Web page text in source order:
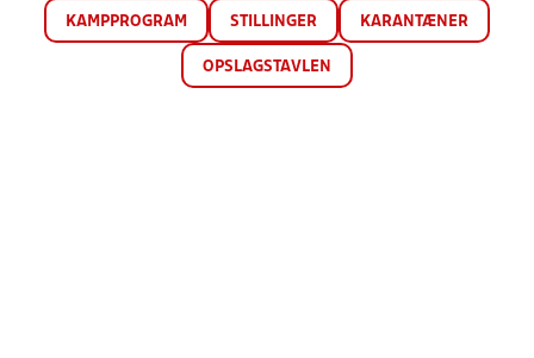
KAMPPROGRAM STILLINGER KARANTÆNER
OPSLAGSTAVLEN